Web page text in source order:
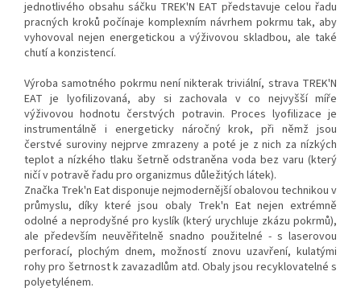
jednotlivého obsahu sáčku TREK'N EAT představuje celou řadu
pracných kroků počínaje komplexním návrhem pokrmu tak, aby
vyhovoval nejen energetickou a výživovou skladbou, ale také
chutí a konzistencí.
Výroba samotného pokrmu není nikterak triviální, strava TREK'N
EAT je lyofilizovaná, aby si zachovala v co nejvyšší míře
výživovou hodnotu čerstvých potravin. Proces lyofilizace je
instrumentálně i energeticky náročný krok, při němž jsou
čerstvé suroviny nejprve zmrazeny a poté je z nich za nízkých
teplot a nízkého tlaku šetrně odstraněna voda bez varu (který
ničí v potravě řadu pro organizmus důležitých látek).
Značka Trek'n Eat disponuje nejmodernější obalovou technikou v
průmyslu, díky které jsou obaly Trek'n Eat nejen extrémně
odolné a neprodyšné pro kyslík (který urychluje zkázu pokrmů),
ale především neuvěřitelně snadno použitelné - s laserovou
perforací, plochým dnem, možností znovu uzavření, kulatými
rohy pro šetrnost k zavazadlům atd. Obaly jsou recyklovatelné s
polyetylénem.